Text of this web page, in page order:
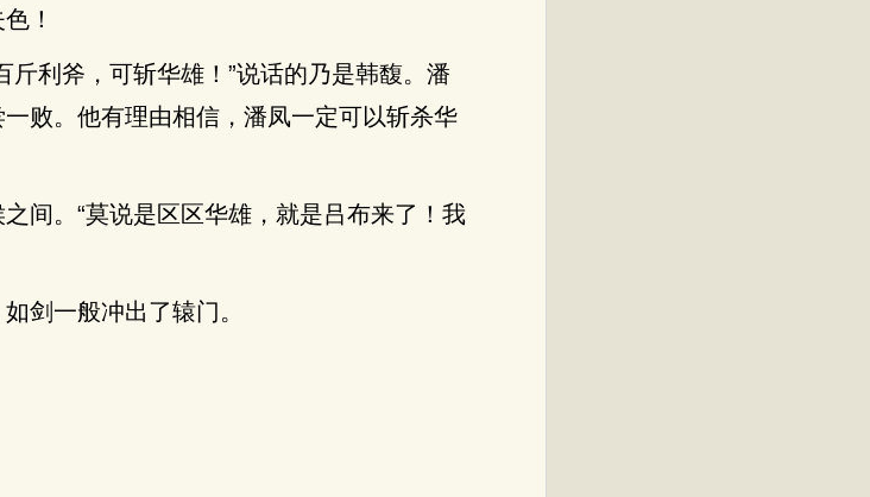
！
利斧，可斩华雄！”说话的乃是韩馥。潘
败。他有理由相信，潘凤一定可以斩杀华
间。“莫说是区区华雄，就是吕布来了！我
剑一般冲出了辕门。